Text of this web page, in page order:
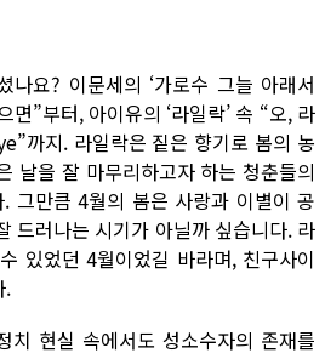
나요? 이문세의 ‘가로수 그늘 아래서
면”부터, 아이유의 ‘라일락’ 속 “오, 라
까지. 라일락은 짙은 향기로 봄의 농
날을 잘 마무리하고자 하는 청춘들의
그만큼 4월의 봄은 사랑과 이별이 공
드러나는 시기가 아닐까 싶습니다. 라
있었던 4월이었길 바라며, 친구사이
.
치 현실 속에서도 성소수자의 존재를